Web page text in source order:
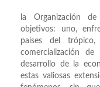
la Organización
objetivos: uno,
países del
comercialización
desarrollo de la
estas valiosas